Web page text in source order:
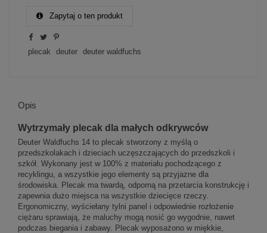
Zapytaj o ten produkt
plecak deuter deuter waldfuchs
Opis
Wytrzymały plecak dla małych odkrywców
Deuter Waldfuchs 14 to plecak stworzony z myślą o
przedszkolakach i dzieciach uczęszczających do przedszkoli i
szkół. Wykonany jest w 100% z materiału pochodzącego z
recyklingu, a wszystkie jego elementy są przyjazne dla
środowiska. Plecak ma twardą, odporną na przetarcia konstrukcję i
zapewnia dużo miejsca na wszystkie dziecięce rzeczy.
Ergonomiczny, wyściełany tylni panel i odpowiednie rozłożenie
ciężaru sprawiają, że maluchy mogą nosić go wygodnie, nawet
podczas biegania i zabawy. Plecak wyposażono w miękkie,